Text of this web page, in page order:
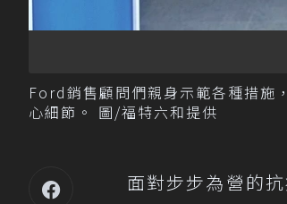
Ford銷售顧問們親身示範各種措施
心細節。 圖/福特六和提供
面對步步為營的抗